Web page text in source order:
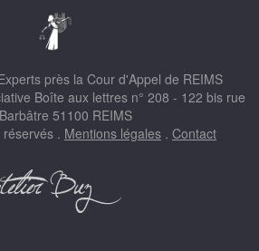
près la Cour d'Appel de REIMS
Boîte aux lettres n° 208 - 122 bis rue
51100 REIMS
. Mentions légales . Contact